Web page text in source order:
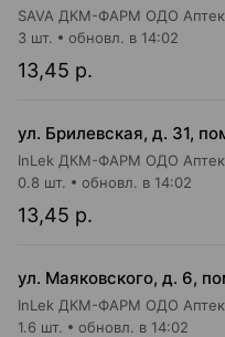
SAVA ДКМ-ФАРМ ОДО
13,45 р.
3 шт. обновл. в 14:02
ул. Брилевская, д. 31,
InLek ДКМ-ФАРМ ОДО
13,45 р.
0.8 шт. обновл. в 14:02
InLek ДКМ-ФАРМ ОДО
1.6 шт. обновл. в 14:02